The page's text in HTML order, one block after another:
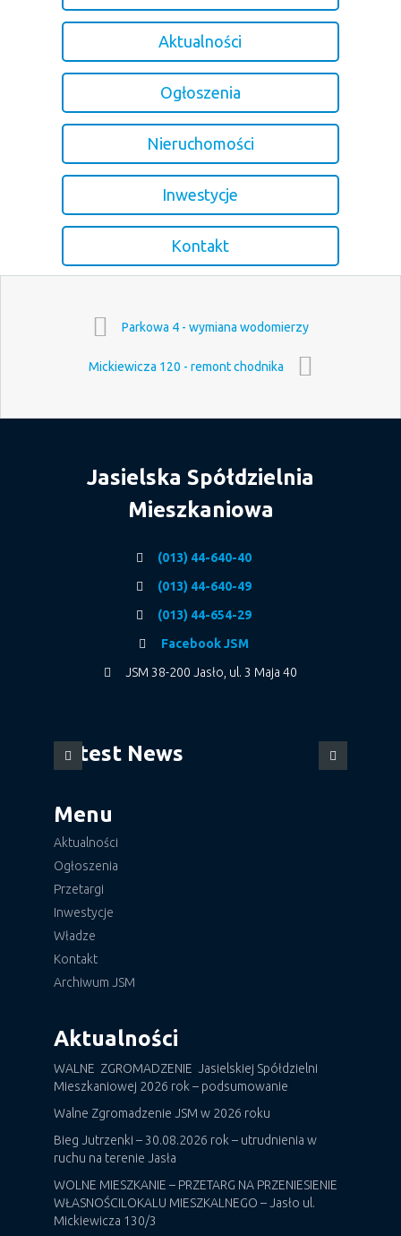
Aktualności
Ogłoszenia
Nieruchomości
Inwestycje
Kontakt
Parkowa 4 - wymiana wodomierzy
Mickiewicza 120 - remont chodnika
Jasielska Spółdzielnia
Mieszkaniowa
(013) 44-640-40
(013) 44-640-49
(013) 44-654-29
Facebook JSM
JSM 38-200 Jasło, ul. 3 Maja 40
Latest News
Menu
Aktualności
Ogłoszenia
Przetargi
Inwestycje
Władze
Kontakt
Archiwum JSM
Aktualności
WALNE ZGROMADZENIE Jasielskiej Spółdzielni
Mieszkaniowej 2026 rok – podsumowanie
Walne Zgromadzenie JSM w 2026 roku
Bieg Jutrzenki – 30.08.2026 rok – utrudnienia w
ruchu na terenie Jasła
WOLNE MIESZKANIE – PRZETARG NA PRZENIESIENIE
WŁASNOŚCILOKALU MIESZKALNEGO – Jasło ul.
Mickiewicza 130/3